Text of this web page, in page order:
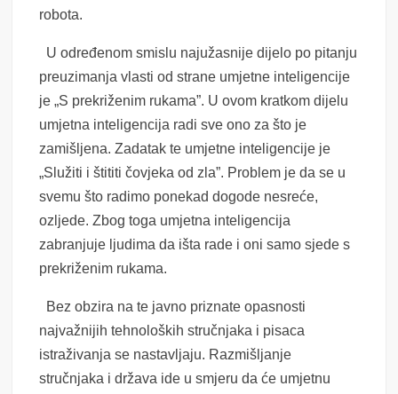
robota.
U određenom smislu najužasnije dijelo po pitanju
preuzimanja vlasti od strane umjetne inteligencije
je „S prekriženim rukama”. U ovom kratkom dijelu
umjetna inteligencija radi sve ono za što je
zamišljena. Zadatak te umjetne inteligencije je
„Služiti i štititi čovjeka od zla”. Problem je da se u
svemu što radimo ponekad dogode nesreće,
ozljede. Zbog toga umjetna inteligencija
zabranjuje ljudima da išta rade i oni samo sjede s
prekriženim rukama.
Bez obzira na te javno priznate opasnosti
najvažnijih tehnoloških stručnjaka i pisaca
istraživanja se nastavljaju. Razmišljanje
stručnjaka i država ide u smjeru da će umjetnu